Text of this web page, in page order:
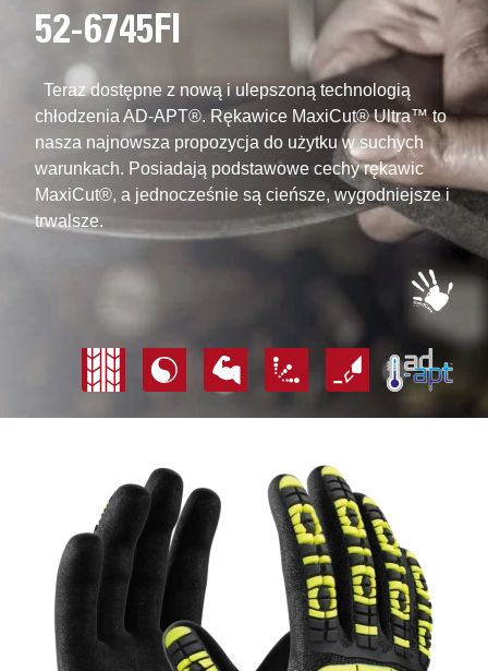
52-6745FI
Teraz dostępne z nową i ulepszoną technologią
chłodzenia AD-APT®. Rękawice MaxiCut® Ultra™ to
nasza najnowsza propozycja do użytku w suchych
warunkach. Posiadają podstawowe cechy rękawic
MaxiCut®, a jednocześnie są cieńsze, wygodniejsze i
trwalsze.